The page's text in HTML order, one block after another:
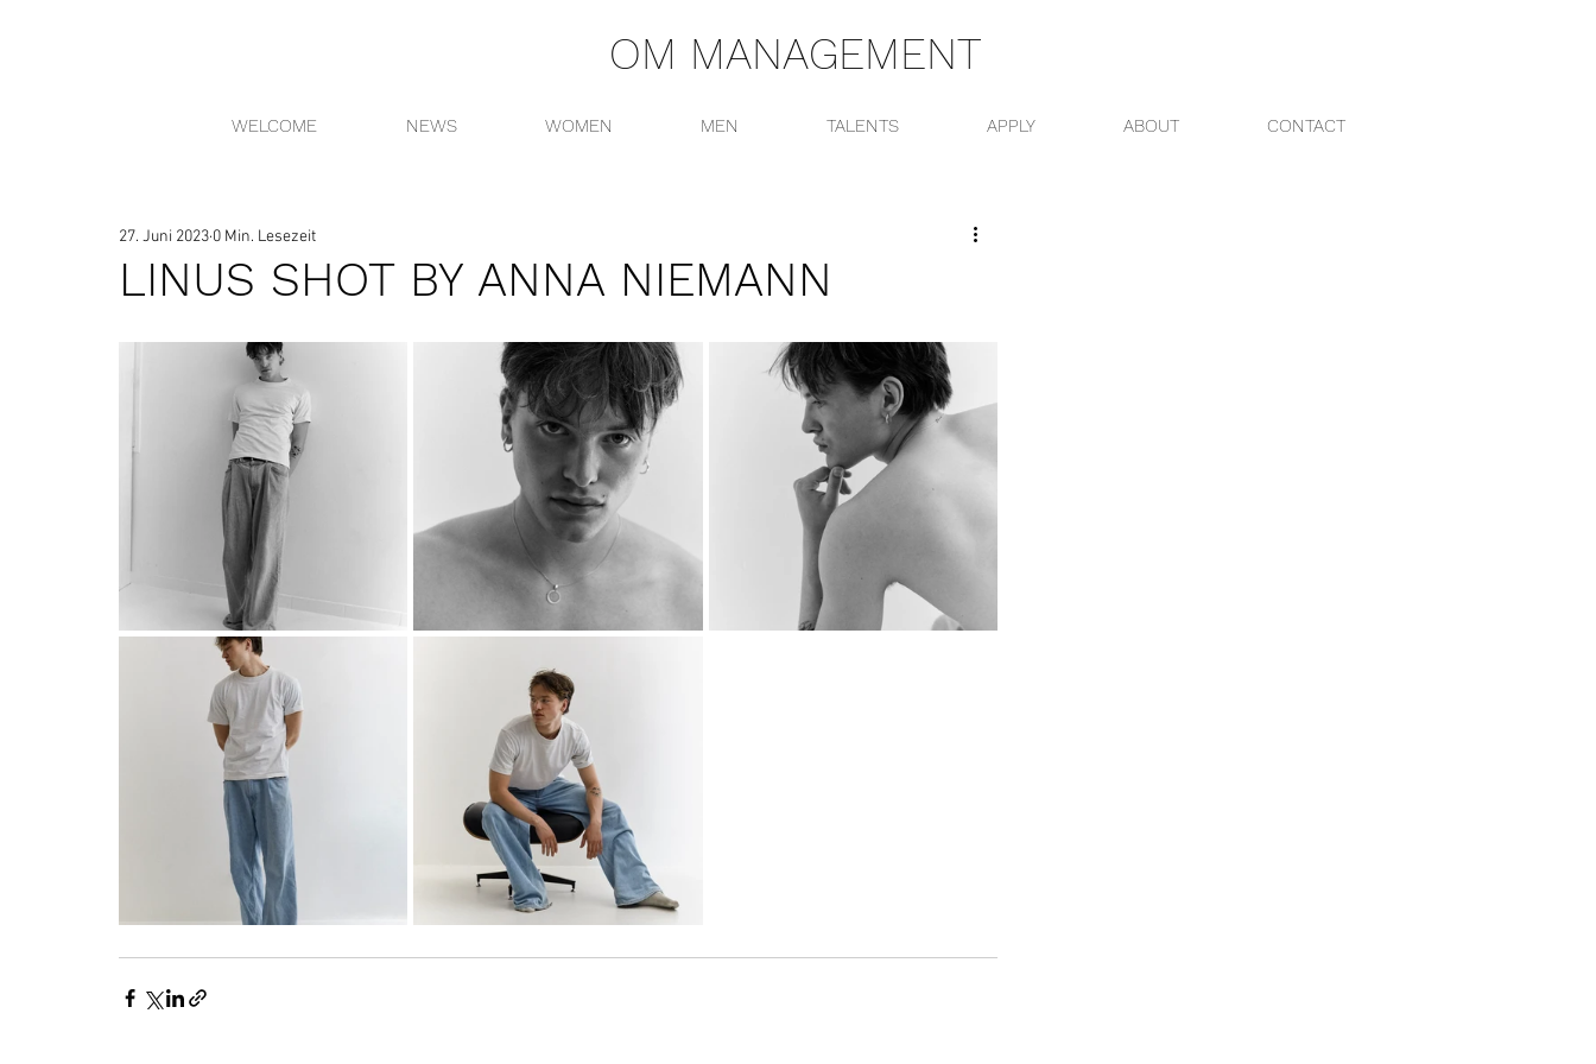
OM MANAGEMENT
WELCOME NEWS WOMEN MEN TALENTS APPLY ABOUT CONTACT
LINUS SHOT BY ANNA NIEMANN
27. Juni 2023 0 Min. Lesezeit